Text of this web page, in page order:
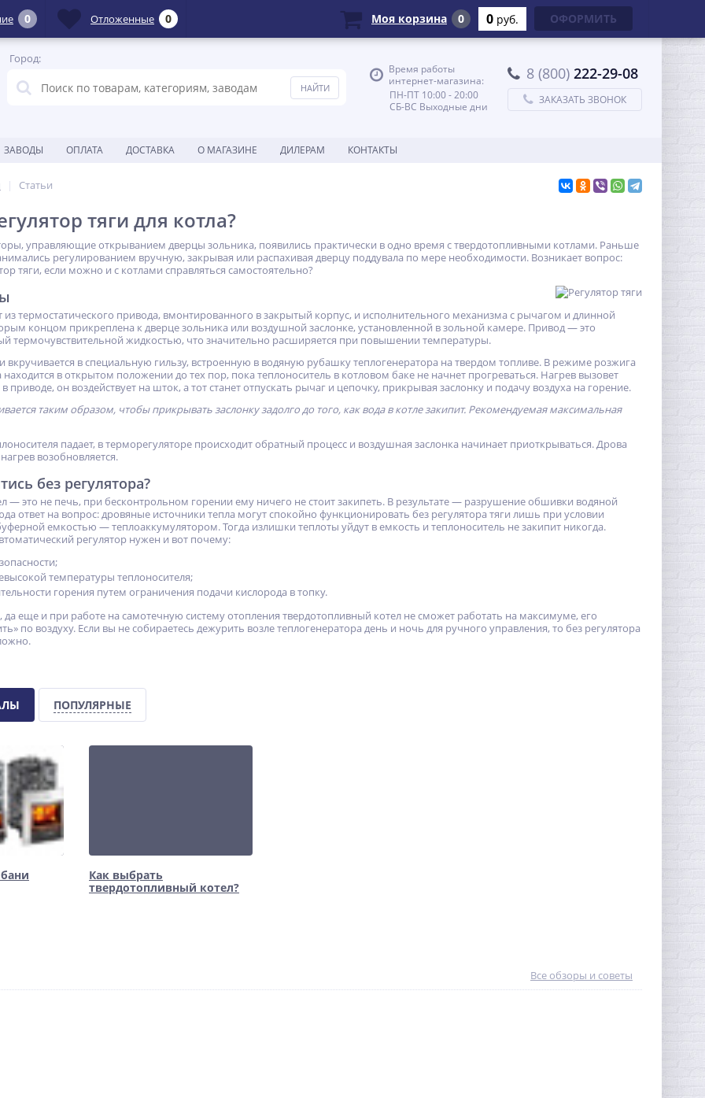
Город:
Время работы
интернет-магазина:
ПН-ПТ 10:00 - 20:00
СБ-ВС Выходные дни
8 (800) 222-29-08
ЗАКАЗАТЬ ЗВОНОК
ЗАВОДЫ ОПЛАТА ДОСТАВКА О МАГАЗИНЕ ДИЛЕРАМ КОНТАКТЫ
Статьи
тяги для котла?
управляющие открыванием дверцы зольника, появились практически в одно время с твердотопливными котлами. Раньше
регулированием вручную, закрывая или распахивая дверцу поддувала по мере необходимости. Возникает вопрос:
тяги, если можно и с котлами справляться самостоятельно?
из термостатического привода, вмонтированного в закрытый корпус, и исполнительного механизма с рычагом и длинной
концом прикреплена к дверце зольника или воздушной заслонке, установленной в зольной камере. Привод — это
термочувствительной жидкостью, что значительно расширяется при повышении температуры.
вкручивается в специальную гильзу, встроенную в водяную рубашку теплогенератора на твердом топливе. В режиме розжига
находится в открытом положении до тех пор, пока теплоноситель в котловом баке не начнет прогреваться. Нагрев вызовет
приводе, он воздействует на шток, а тот станет отпускать рычаг и цепочку, прикрывая заслонку и подачу воздуха на горение.
таким образом, чтобы прикрывать заслонку задолго до того, как вода в котле закипит. Рекомендуемая максимальная
падает, в терморегуляторе происходит обратный процесс и воздушная заслонка начинает приоткрываться. Дрова
возобновляется.
без регулятора?
— это не печь, при бесконтрольном горении ему ничего не стоит закипеть. В результате — разрушение обшивки водяной
ответ на вопрос: дровяные источники тепла могут спокойно функционировать без регулятора тяги лишь при условии
емкостью — теплоаккумулятором. Тогда излишки теплоты уйдут в емкость и теплоноситель не закипит никогда.
регулятор нужен и вот почему:
температуры теплоносителя;
горения путем ограничения подачи кислорода в топку.
да еще и при работе на самотечную систему отопления твердотопливный котел не сможет работать на максимуме, его
по воздуху. Если вы не собираетесь дежурить возле теплогенератора день и ночь для ручного управления, то без регулятора
ПОПУЛЯРНЫЕ
Как выбрать
твердотопливный котел?
Все обзоры и советы
0 Отложенные 0 Моя корзина 0 0 руб. ОФОРМИТЬ